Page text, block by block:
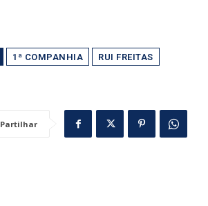
1ª COMPANHIA RUI FREITAS
Partilhar